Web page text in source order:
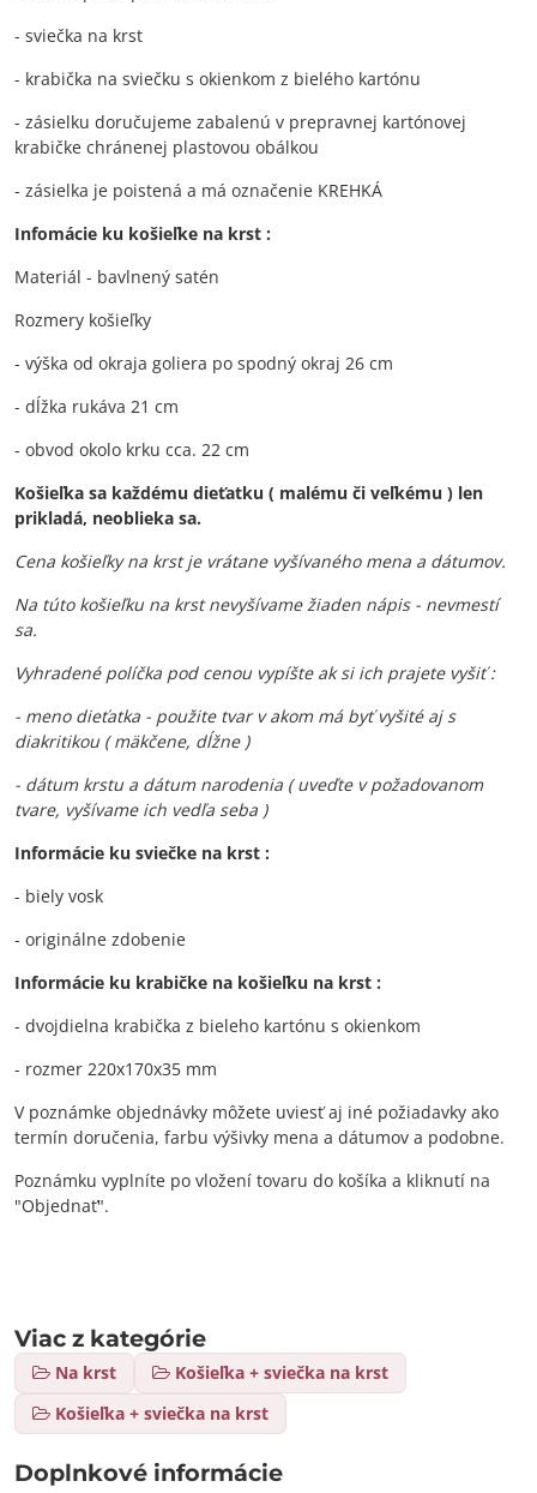
- sviečka na krst
- krabička na sviečku s okienkom z bielého kartónu
- zásielku doručujeme zabalenú v prepravnej kartónovej
krabičke chránenej plastovou obálkou
- zásielka je poistená a má označenie KREHKÁ
Infomácie ku košieľke na krst :
Materiál - bavlnený satén
Rozmery košieľky
- výška od okraja goliera po spodný okraj 26 cm
- dĺžka rukáva 21 cm
- obvod okolo krku cca. 22 cm
Košieľka sa každému dieťatku ( malému či veľkému ) len
prikladá, neoblieka sa.
Cena košieľky na krst je vrátane vyšívaného mena a dátumov.
Na túto košieľku na krst nevyšívame žiaden nápis - nevmestí
sa.
Vyhradené políčka pod cenou vypíšte ak si ich prajete vyšiť :
- meno dieťatka - použite tvar v akom má byť vyšité aj s
diakritikou ( mäkčene, dĺžne )
- dátum krstu a dátum narodenia ( uveďte v požadovanom
tvare, vyšívame ich vedľa seba )
Informácie ku sviečke na krst :
- biely vosk
- originálne zdobenie
Informácie ku krabičke na košieľku na krst :
- dvojdielna krabička z bieleho kartónu s okienkom
- rozmer 220x170x35 mm
V poznámke objednávky môžete uviesť aj iné požiadavky ako
termín doručenia, farbu výšivky mena a dátumov a podobne.
Poznámku vyplníte po vložení tovaru do košíka a kliknutí na
"Objednať".
Viac z kategórie
Na krst
Košieľka + sviečka na krst
Košieľka + sviečka na krst
Doplnkové informácie